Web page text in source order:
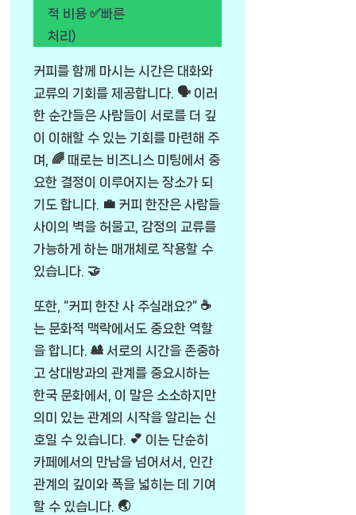
적 비용 ✅빠른
처리)
커피를 함께 마시는 시간은 대화와
교류의 기회를 제공합니다. 🗣️ 이러
한 순간들은 사람들이 서로를 더 깊
이 이해할 수 있는 기회를 마련해 주
며, 🌈 때로는 비즈니스 미팅에서 중
요한 결정이 이루어지는 장소가 되
기도 합니다. 💼 커피 한잔은 사람들
사이의 벽을 허물고, 감정의 교류를
가능하게 하는 매개체로 작용할 수
있습니다. 🤝
또한, “커피 한잔 사 주실래요?” ☕
는 문화적 맥락에서도 중요한 역할
을 합니다. 🎎 서로의 시간을 존중하
고 상대방과의 관계를 중요시하는
한국 문화에서, 이 말은 소소하지만
의미 있는 관계의 시작을 알리는 신
호일 수 있습니다. 💕 이는 단순히
카페에서의 만남을 넘어서서, 인간
관계의 깊이와 폭을 넓히는 데 기여
할 수 있습니다. 🌏